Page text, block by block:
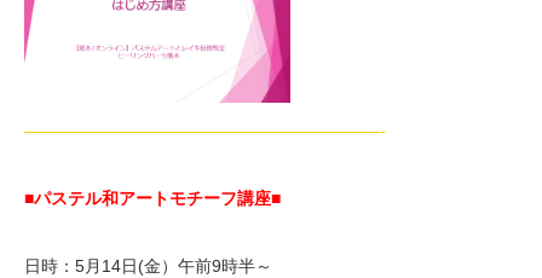
—————————————————————-
■パステル和アートモチーフ講座■
日時：5月14日(金）午前9時半～